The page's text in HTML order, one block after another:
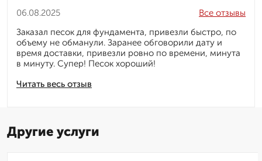
06.08.2025
Читать весь отзыв
Все отзывы
Заказал песок для фундамента, привезли быстро, по
объему не обманули. Заранее обговорили дату и
время доставки, привезли ровно по времени, минута
в минуту. Супер! Песок хороший!
Другие услуги